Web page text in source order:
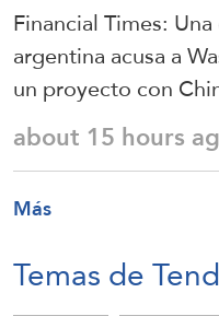
Financial Times:
argentina acusa a
un proyecto con
about 15 hours
Más
Temas de